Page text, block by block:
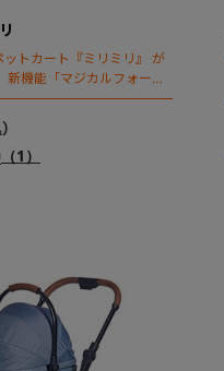
トカート『ミリミリ』 が
新機能「マジカルフォール
（1）